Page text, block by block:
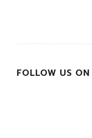
FOLLOW US